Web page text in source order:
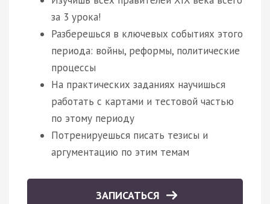
за 3 урока!
Разберешься в ключевых событиях этого
периода: войны, реформы, политические
процессы
На практических заданиях научишься
работать с картами и тестовой частью
по этому периоду
Потренируешься писать тезисы и
аргументацию по этим темам
ЗАПИСАТЬСЯ